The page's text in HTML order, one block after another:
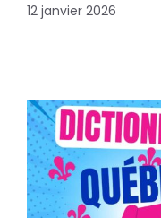
12 janvier 2026